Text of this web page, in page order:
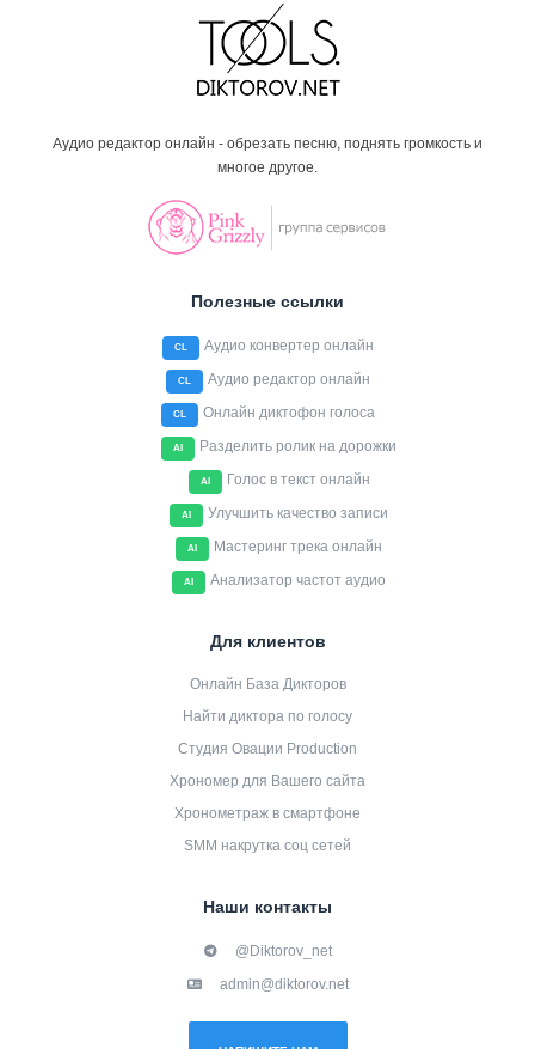
Аудио редактор онлайн - обрезать песню, поднять громкость и
многое другое.
Полезные ссылки
CL Аудио конвертер онлайн
CL Аудио редактор онлайн
CL Онлайн диктофон голоса
AI Разделить ролик на дорожки
AI Голос в текст онлайн
AI Улучшить качество записи
AI Мастеринг трека онлайн
AI Анализатор частот аудио
Для клиентов
Онлайн База Дикторов
Найти диктора по голосу
Студия Овации Production
Хрономер для Вашего сайта
Хронометраж в смартфоне
SMM накрутка соц сетей
Наши контакты
@Diktorov_net
admin@diktorov.net